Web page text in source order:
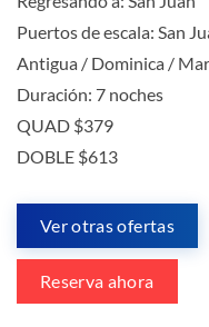
Puertos de escala: San
Antigua / Dominica / Mar
Duración: 7 noches
QUAD $379
DOBLE $613
Ver otras ofertas
Reserva ahora